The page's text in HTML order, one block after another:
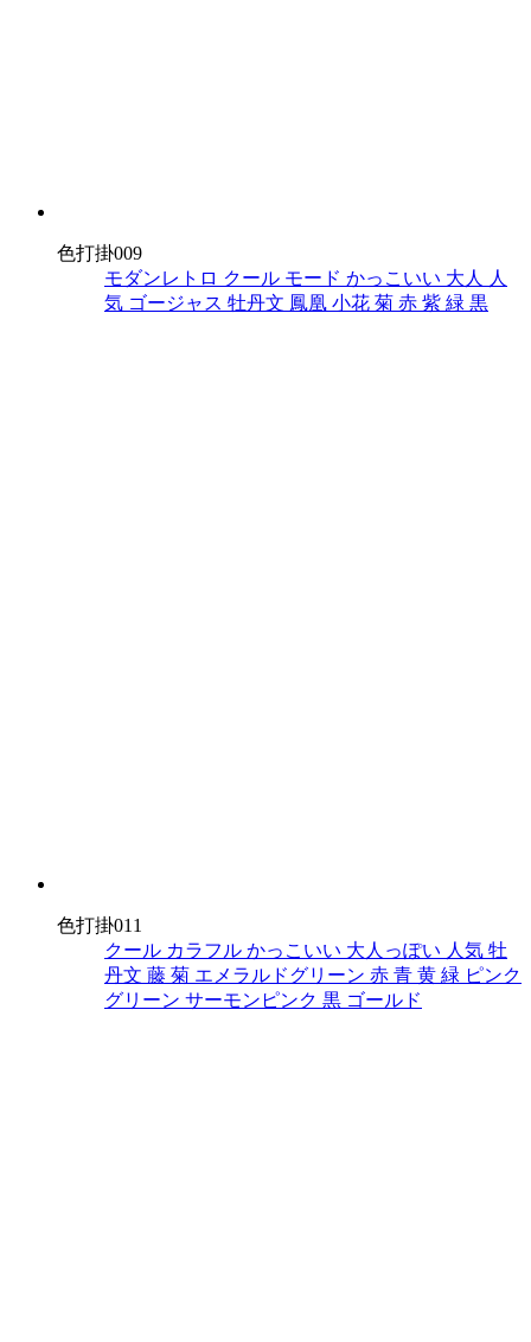
色打掛009
モダンレトロ クール モード かっこいい 大人 人
気 ゴージャス 牡丹文 鳳凰 小花 菊 赤 紫 緑 黒
色打掛011
クール カラフル かっこいい 大人っぽい 人気 牡
丹文 藤 菊 エメラルドグリーン 赤 青 黄 緑 ピンク
グリーン サーモンピンク 黒 ゴールド